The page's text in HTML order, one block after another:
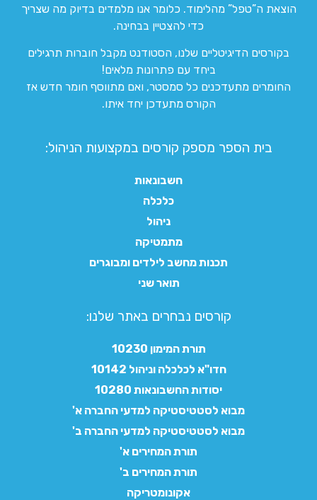
הוצאת ה”טפל” מהלימוד. כלומר אנו מלמדים בדיוק מה שצריך
כדי להצטיין בבחינה.
בקורסים הדיגיטליים שלנו, הסטודנט מקבל חוברות תרגילים
ביחד עם פתרונות מלאים!
החומרים מתעדכנים כל סמסטר, ואם מתווסף חומר חדש אז
הקורס מתעדכן יחד איתו.
בית הספר מספק קורסים במקצועות הניהול:
חשבונאות
כלכלה
ניהול
מתמטיקה
תכנות מחשב לילדים ומבוגרים
תואר שני
קורסים נבחרים באתר שלנו:​
תורת המימון 10230
חדו"א לכלכלה וניהול 10142
יסודות החשבונאות 10280
מבוא לסטטיסטיקה למדעי החברה א'
מבוא לסטטיסטיקה למדעי החברה ב'
תורת המחירים א'
תורת המחירים ב'
אקונומטריקה